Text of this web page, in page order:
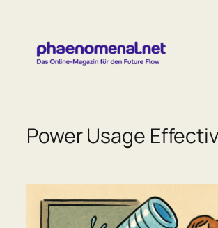
springen
Power Usage